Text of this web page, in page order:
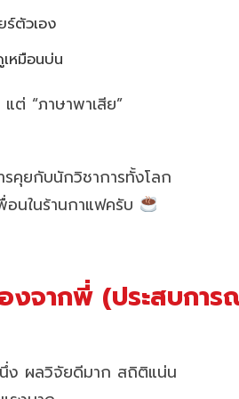
ร์ตัวเอง
หมือนบ่น
ต่ “ภาษาพาเสีย”
คุยกับนักวิชาการทั้งโลก
อนในร้านกาแฟครับ
งจากพี่ (ประสบการ
ง ผลวิจัยดีมาก สถิติแน่น